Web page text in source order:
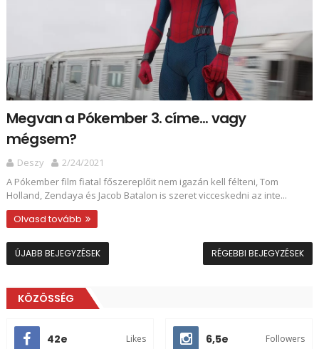
Megvan a Pókember 3. címe... vagy
mégsem?
Deszy
2/24/2021
A Pókember film fiatal főszereplőit nem igazán kell félteni, Tom
Holland, Zendaya és Jacob Batalon is szeret vicceskedni az inte...
Olvasd tovább
ÚJABB BEJEGYZÉSEK RÉGEBBI BEJEGYZÉSEK
KÖZÖSSÉG
42e Likes 6,5e Followers